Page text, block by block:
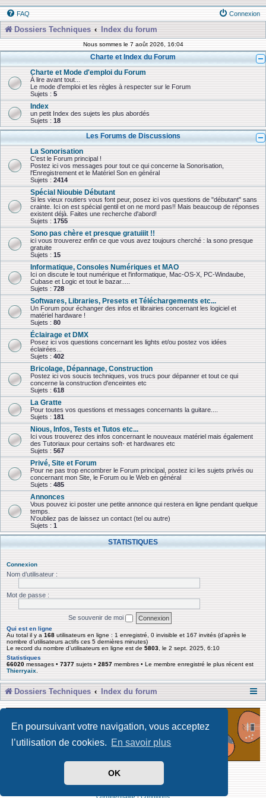
En poursuivant votre navigation, vous acceptez
l’utilisation de cookies. En savoir plus
OK
FAQ Connexion
Dossiers Techniques Index du forum
Nous sommes le 7 août 2026, 16:04
Charte et Index du Forum
Charte et Mode d'emploi du Forum
À lire avant tout...
Le mode d'emploi et les règles à respecter sur le Forum
Sujets : 5
Index
un petit Index des sujets les plus abordés
Sujets : 18
Les Forums de Discussions
La Sonorisation
C'est le Forum principal !
Postez ici vos messages pour tout ce qui concerne la Sonorisation,
l'Enregistrement et le Matériel Son en général
Sujets : 2414
Spécial Nioubie Débutant
Si les vieux routiers vous font peur, posez ici vos questions de "débutant" sans
crainte. Ici on est spécial gentil et on ne mord pas!! Mais beaucoup de réponses
existent déjà. Faites une recherche d'abord!
Sujets : 1755
Sono pas chère et presque gratuiiit !!
ici vous trouverez enfin ce que vous avez toujours cherché : la sono presque
gratuite
Sujets : 15
Informatique, Consoles Numériques et MAO
Ici on discute le tout numérique et l'informatique, Mac-OS-X, PC-Windaube,
Cubase et Logic et tout le bazar.....
Sujets : 728
Softwares, Libraries, Presets et Téléchargements etc...
Un Forum pour échanger des infos et librairies concernant les logiciel et
matériel hardware !
Sujets : 80
Éclairage et DMX
Posez ici vos questions concernant les lights et/ou postez vos idées
éclairées...
Sujets : 402
Bricolage, Dépannage, Construction
Postez ici vos soucis techniques, vos trucs pour dépanner et tout ce qui
concerne la construction d'enceintes etc
Sujets : 618
La Gratte
Pour toutes vos questions et messages concernants la guitare....
Sujets : 181
Nious, Infos, Tests et Tutos etc...
Ici vous trouverez des infos concernant le nouveaux matériel mais également
des Tutoriaux pour certains soft- et hardwares etc
Sujets : 567
Privé, Site et Forum
Pour ne pas trop encombrer le Forum principal, postez ici les sujets privés ou
concernant mon Site, le Forum ou le Web en général
Sujets : 485
Annonces
Vous pouvez ici poster une petite annonce qui restera en ligne pendant quelque
temps.
N'oubliez pas de laissez un contact (tel ou autre)
Sujets : 1
STATISTIQUES
Connexion
Nom d’utilisateur :
Mot de passe :
Se souvenir de moi
Qui est en ligne
Au total il y a 168 utilisateurs en ligne : 1 enregistré, 0 invisible et 167 invités (d’après le
nombre d’utilisateurs actifs ces 5 dernières minutes)
Le record du nombre d’utilisateurs en ligne est de 5803 , le 2 sept. 2025, 6:10
Statistiques
66020 messages • 7377 sujets • 2857 membres • Le membre enregistré le plus récent est
Thierryaix
Dossiers Techniques Index du forum
Développé par Forum Software © phpBB Limited
Traduit par phpBB-fr
Confidentialité|Conditions